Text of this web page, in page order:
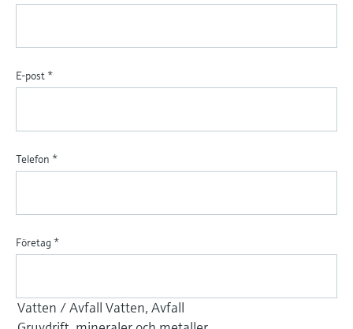
E-post *
Telefon *
Företag *